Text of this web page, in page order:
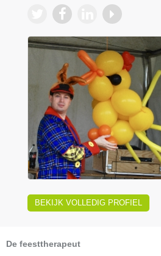
BEKIJK VOLLEDIG PROFIEL
De feesttherapeut